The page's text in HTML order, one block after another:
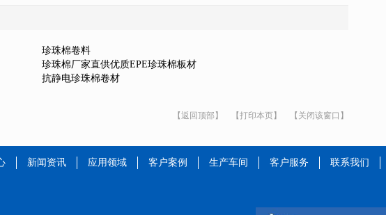
珍珠棉卷料
珍珠棉厂家直供优质EPE珍珠棉板材
抗静电珍珠棉卷材
【返回顶部】 【打印本页】 【关闭该窗口】
新闻资讯 应用领域 客户案例 生产车间 客户服务 联系我们